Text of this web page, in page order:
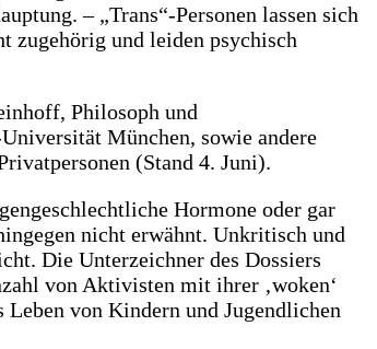
– „Trans“-Personen lassen sich
zugehörig und leiden psychisch
Philosoph und
München, sowie andere
(Stand 4. Juni).
Hormone oder gar
nicht erwähnt. Unkritisch und
Die Unterzeichner des Dossiers
von Aktivisten mit ihrer ‚woken‘
von Kindern und Jugendlichen